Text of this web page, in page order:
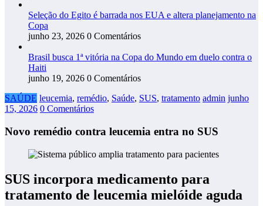
Seleção do Egito é barrada nos EUA e altera planejamento na
Copa
junho 23, 2026 0 Comentários
Brasil busca 1ª vitória na Copa do Mundo em duelo contra o
Haiti
junho 19, 2026 0 Comentários
SAÚDE leucemia, remédio, Saúde, SUS, tratamento admin junho
15, 2026 0 Comentários
Novo remédio contra leucemia entra no SUS
SUS incorpora medicamento para
tratamento de leucemia mielóide aguda